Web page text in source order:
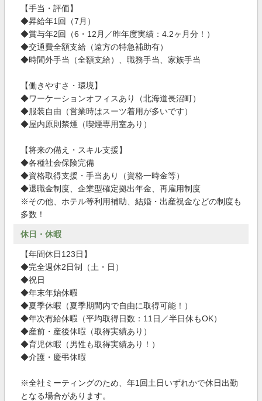
【手当・評価】
◆昇給年1回（7月）
◆賞与年2回（6・12月／昨年度実績：4.2ヶ月分！）
◆交通費全額支給（遠方の特急補助有）
◆時間外手当（全額支給）、職務手当、家族手当
【働きやすさ・環境】
◆ワーケーションオフィスあり（北海道長沼町）
◆服装自由（営業時はスーツ着用が多いです）
◆屋内原則禁煙（喫煙専用室あり）
【将来の備え・スキル支援】
◆各種社会保険完備
◆資格取得支援・手当あり（資格一時金等）
◆退職金制度、企業型確定拠出年金、再雇用制度
※その他、ホテル等利用補助、結婚・出産祝金などの制度も
多数！
休日・休暇
【年間休日123日】
◆完全週休2日制（土・日）
◆祝日
◆年末年始休暇
◆夏季休暇（夏季期間内で自由に取得可能！）
◆年次有給休暇（平均取得日数：11日／半日休もOK）
◆産前・産後休暇（取得実績あり）
◆育児休暇（男性も取得実績あり！）
◆介護・慶弔休暇
※全社ミーティングのため、年1回土日いずれかで休日出勤
となる場合があります。